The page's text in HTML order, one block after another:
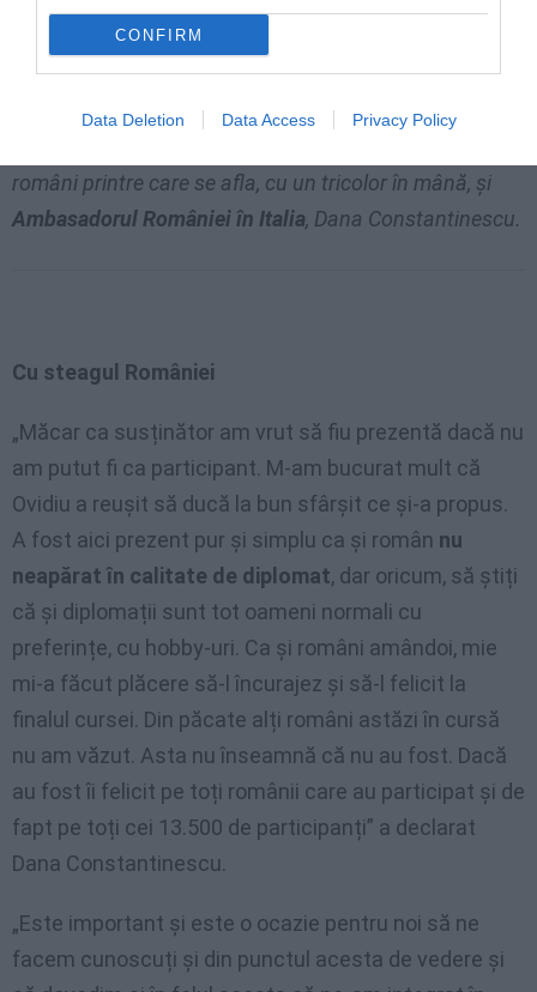
CONFIRM
Data Deletion Data Access Privacy Policy
români printre care se afla, cu un tricolor în mână, și
Ambasadorul României în Italia, Dana Constantinescu.
Cu steagul României
„Măcar ca susținător am vrut să fiu prezentă dacă nu
am putut fi ca participant. M-am bucurat mult că
Ovidiu a reușit să ducă la bun sfârșit ce și-a propus.
A fost aici prezent pur și simplu ca și român nu
neapărat în calitate de diplomat, dar oricum, să știți
că și diplomații sunt tot oameni normali cu
preferințe, cu hobby-uri. Ca și români amândoi, mie
mi-a făcut plăcere să-l încurajez și să-l felicit la
finalul cursei. Din păcate alți români astăzi în cursă
nu am văzut. Asta nu înseamnă că nu au fost. Dacă
au fost îi felicit pe toți românii care au participat și de
fapt pe toți cei 13.500 de participanți” a declarat
Dana Constantinescu.
„Este important și este o ocazie pentru noi să ne
facem cunoscuți și din punctul acesta de vedere și